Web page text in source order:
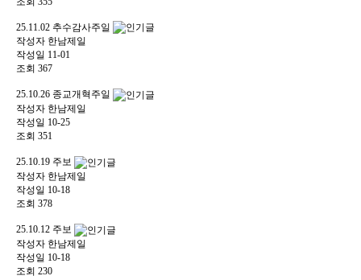
25.11.02 추수감사주일
작성자 한남제일
작성일 11-01
조회 367
25.10.26 종교개혁주일
작성자 한남제일
작성일 10-25
조회 351
25.10.19 주보
작성자 한남제일
작성일 10-18
조회 378
25.10.12 주보
작성자 한남제일
작성일 10-18
조회 230